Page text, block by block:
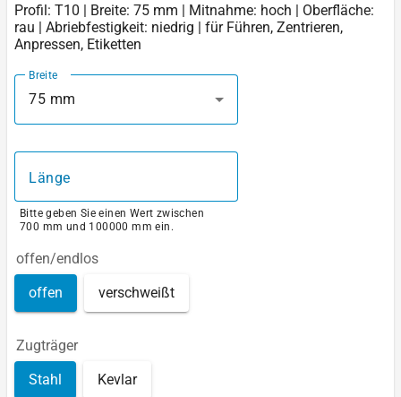
Profil: T10 | Breite: 75 mm | Mitnahme: hoch | Oberfläche:
rau | Abriebfestigkeit: niedrig | für Führen, Zentrieren,
Anpressen, Etiketten
Breite
75 mm
Länge
Bitte geben Sie einen Wert zwischen
700 mm und 100000 mm ein.
offen/endlos
offen verschweißt
Zugträger
Stahl Kevlar